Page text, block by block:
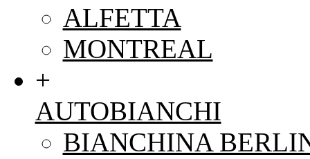
ALFETTA
MONTREAL
+
AUTOBIANCHI
BIANCHINA